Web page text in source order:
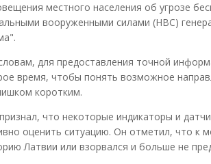
местного населения об угрозе
вооруженными силами (НВС)
для предоставления точной
время, чтобы понять возможное
коротким.
что некоторые индикаторы и
оценить ситуацию. Он отметил, что к
Латвии или взорвался и больше не